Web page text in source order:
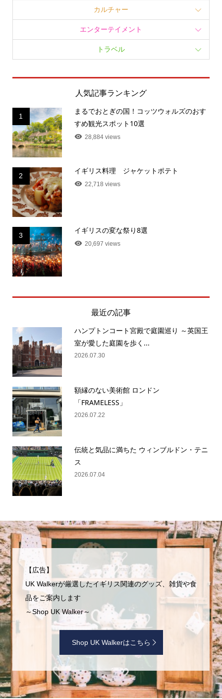
カルチャー
エンターテイメント
トラベル
人気記事ランキング
1
まるでおとぎの国！コッツウォルズのおす
すめ観光スポット10選
28,884 views
2
イギリス料理 ジャケットポテト
22,718 views
3
イギリスの変な祭り8選
20,697 views
最近の記事
ハンプトンコート宮殿で庭園巡り ～英国王
室が愛した庭園を歩く...
2026.07.30
額縁のない美術館 ロンドン
「FRAMELESS」
2026.07.22
伝統と気品に満ちた ウィンブルドン・テニ
ス
2026.07.04
【広告】
UK Walkerが厳選したイギリス関連のグッズ、雑貨や食
品をご案内します
～Shop UK Walker～
Shop UK Walkerはこちら